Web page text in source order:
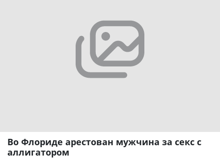
Во Флориде арестован мужчина за секс с
аллигатором